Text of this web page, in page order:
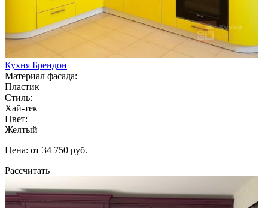
Кухня Брендон
Материал фасада:
Пластик
Стиль:
Хай-тек
Цвет:
Желтый
Цена: от 34 750 руб.
Рассчитать